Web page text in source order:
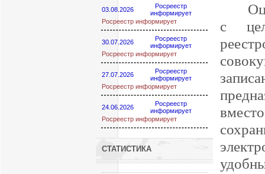
03.08.2026
Росреестр
информирует
Росреестр информирует
30.07.2026
Росреестр
информирует
Росреестр информирует
27.07.2026
Росреестр
информирует
Росреестр информирует
24.06.2026
Росреестр
информирует
Росреестр информирует
СТАТИСТИКА
с